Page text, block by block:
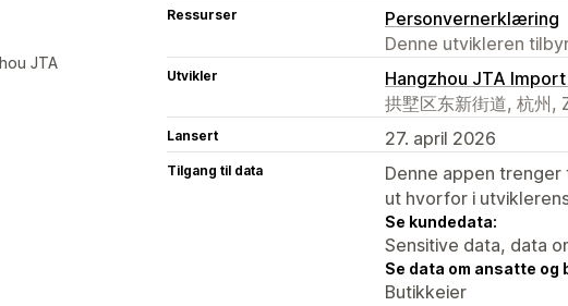
JTA
Ressurser
Personvernerklæring
Denne utvikleren
Utvikler
Hangzhou JTA
拱墅区东新街道, 杭州,
Lansert 27. april 2026
Tilgang til data
Denne appen
ut hvorfor i
Se kundedata:
Sensitive data, data
Se data om ansatte og
Butikkeier